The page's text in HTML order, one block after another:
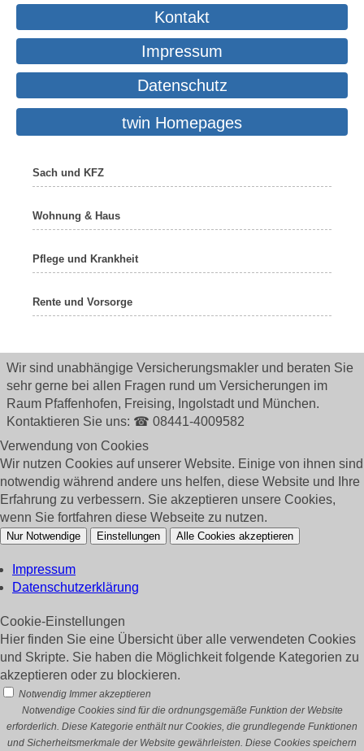
Kontakt
Impressum
Datenschutz
twin Homepages
Sach und KFZ
Wohnung & Haus
Pflege und Krankheit
Rente und Vorsorge
Wir sind unabhängige Versicherungsmakler und beraten Sie
sehr gerne bei allen Fragen rund um Versicherungen im
Raum Pfaffenhofen, Freising, Ingolstadt und München.
Kontaktieren Sie uns: ☎ 08441-4009582
Verwendung von Cookies
Wir nutzen Cookies auf unserer Website. Einige von ihnen sind
notwendig während andere uns helfen, diese Website und Ihre
Erfahrung zu verbessern. Sie akzeptieren unsere Cookies,
wenn Sie fortfahren diese Webseite zu nutzen.
Nur Notwendige Einstellungen Alle Cookies akzeptieren
Impressum
Datenschutzerklärung
Cookie-Einstellungen
Hier finden Sie eine Übersicht über alle verwendeten Cookies
und Skripte. Sie haben die Möglichkeit folgende Kategorien zu
akzeptieren oder zu blockieren.
Notwendig Immer akzeptieren
Notwendige Cookies sind für die ordnungsgemäße Funktion der Website
erforderlich. Diese Kategorie enthält nur Cookies, die grundlegende Funktionen
und Sicherheitsmerkmale der Website gewährleisten. Diese Cookies speichern